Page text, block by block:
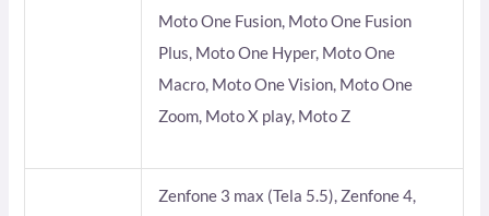
Moto One Fusion, Moto One Fusion
Plus, Moto One Hyper, Moto One
Macro, Moto One Vision, Moto One
Zoom, Moto X play, Moto Z
Zenfone 3 max (Tela 5.5), Zenfone 4,